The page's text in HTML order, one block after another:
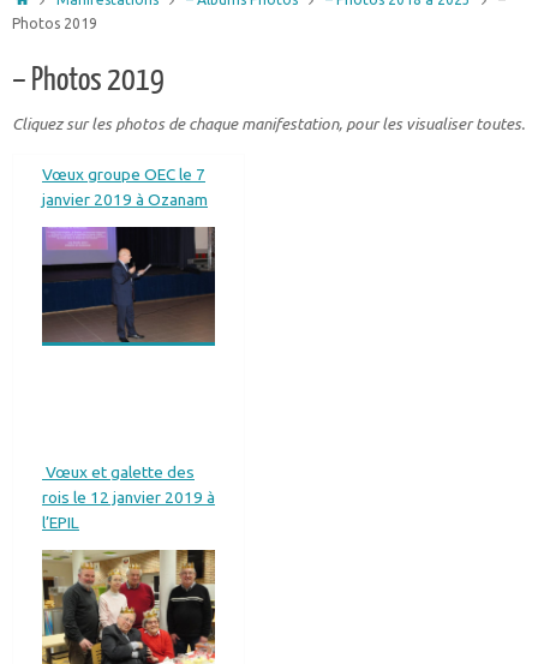
Photos 2019
– Photos 2019
Cliquez sur les photos de chaque manifestation, pour les visualiser toutes.
Vœux groupe OEC le 7
janvier 2019 à Ozanam
Vœux et galette des
rois le 12 janvier 2019 à
l’EPIL